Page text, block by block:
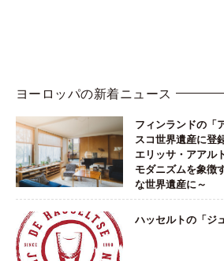
ヨーロッパの新着ニュース
フィンランドの「
スコ世界遺産に登録 ～アルヴァ、アイ
エリッサ・アアル
モダニズムを象徴
な世界遺産に～
ハッセルトの「ジ